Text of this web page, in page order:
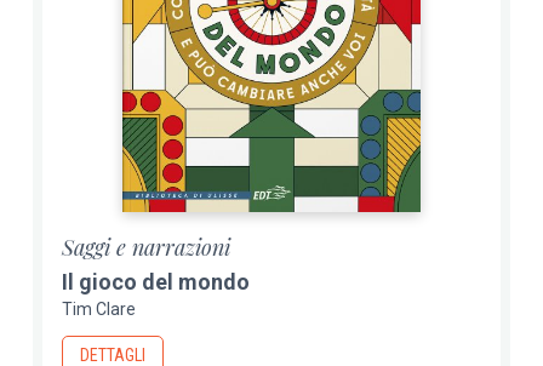
Saggi e narrazioni
Il gioco del mondo
Tim Clare
DETTAGLI